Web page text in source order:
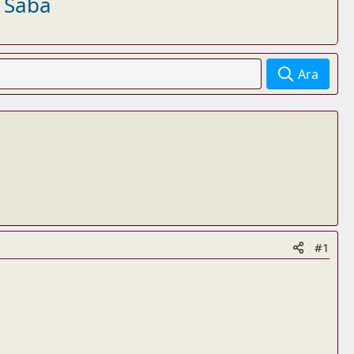
Ara
#1